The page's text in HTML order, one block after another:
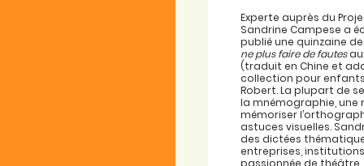
Experte auprès du
Sandrine Campese a
publié une quinzaine
ne plus faire de fautes
(traduit en Chine et
collection pour
Robert. La plupart de
la mnémographie,
mémoriser
astuces visuelles.
des dictées
entreprises,
passionnée de